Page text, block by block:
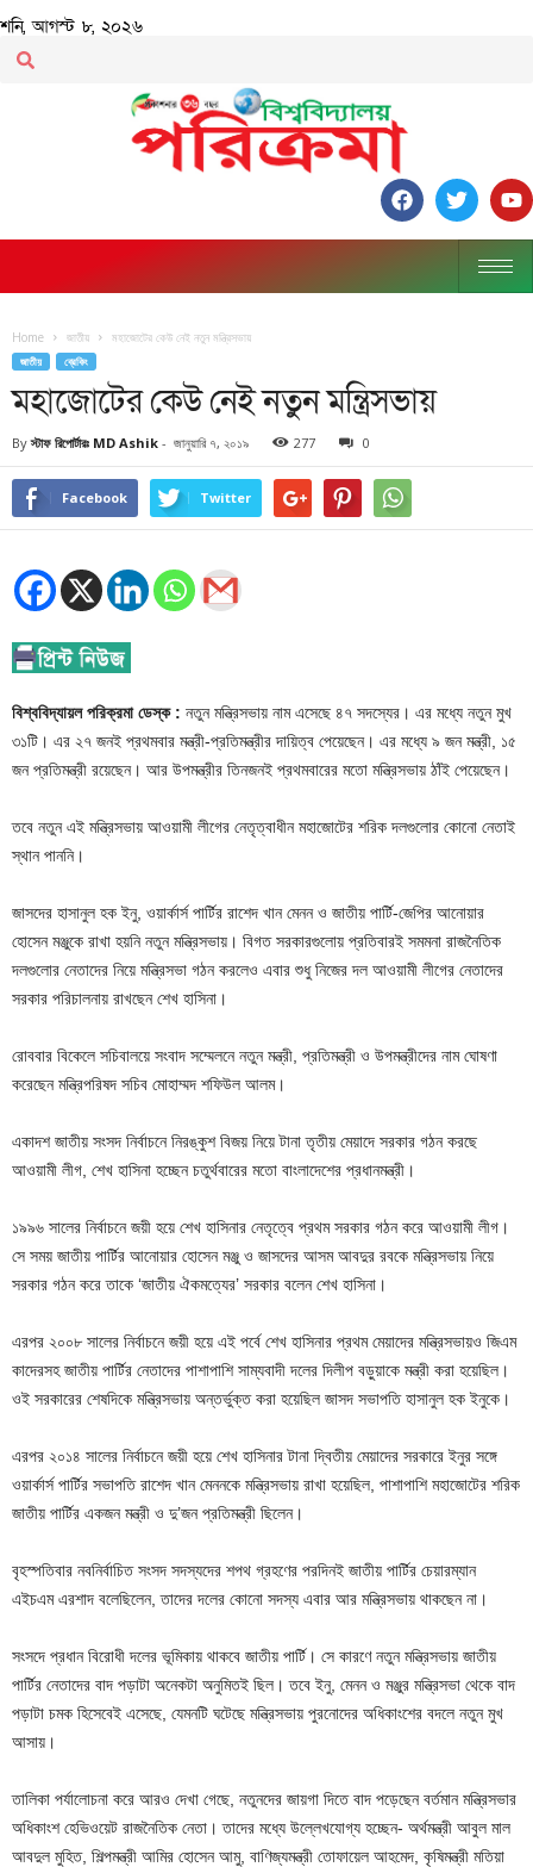
শনি, আগস্ট ৮, ২০২৬
Home জাতীয় মহাজোটের কেউ নেই নতুন মন্ত্রিসভায়
জাতীয় ব্রেকিং
মহাজোটের কেউ নেই নতুন মন্ত্রিসভায়
By স্টাফ রিপোর্টারঃ MD Ashik - জানুয়ারি ৭, ২০১৯ 277 0
Facebook Twitter
বিশ্ববিদ্যায়ল পরিক্রমা ডেস্ক : নতুন মন্ত্রিসভায় নাম এসেছে ৪৭ সদস্যের। এর মধ্যে নতুন মুখ
৩১টি। এর ২৭ জনই প্রথমবার মন্ত্রী-প্রতিমন্ত্রীর দায়িত্ব পেয়েছেন। এর মধ্যে ৯ জন মন্ত্রী, ১৫
জন প্রতিমন্ত্রী রয়েছেন। আর উপমন্ত্রীর তিনজনই প্রথমবারের মতো মন্ত্রিসভায় ঠাঁই পেয়েছেন।
তবে নতুন এই মন্ত্রিসভায় আওয়ামী লীগের নেতৃত্বাধীন মহাজোটের শরিক দলগুলোর কোনো নেতাই
স্থান পাননি।
জাসদের হাসানুল হক ইনু, ওয়ার্কার্স পার্টির রাশেদ খান মেনন ও জাতীয় পার্টি-জেপির আনোয়ার
হোসেন মঞ্জুকে রাখা হয়নি নতুন মন্ত্রিসভায়। বিগত সরকারগুলোয় প্রতিবারই সমমনা রাজনৈতিক
দলগুলোর নেতাদের নিয়ে মন্ত্রিসভা গঠন করলেও এবার শুধু নিজের দল আওয়ামী লীগের নেতাদের
সরকার পরিচালনায় রাখছেন শেখ হাসিনা।
রোববার বিকেলে সচিবালয়ে সংবাদ সম্মেলনে নতুন মন্ত্রী, প্রতিমন্ত্রী ও উপমন্ত্রীদের নাম ঘোষণা
করেছেন মন্ত্রিপরিষদ সচিব মোহাম্মদ শফিউল আলম।
একাদশ জাতীয় সংসদ নির্বাচনে নিরঙ্কুশ বিজয় নিয়ে টানা তৃতীয় মেয়াদে সরকার গঠন করছে
আওয়ামী লীগ, শেখ হাসিনা হচ্ছেন চতুর্থবারের মতো বাংলাদেশের প্রধানমন্ত্রী।
১৯৯৬ সালের নির্বাচনে জয়ী হয়ে শেখ হাসিনার নেতৃত্বে প্রথম সরকার গঠন করে আওয়ামী লীগ।
সে সময় জাতীয় পার্টির আনোয়ার হোসেন মঞ্জু ও জাসদের আসম আবদুর রবকে মন্ত্রিসভায় নিয়ে
সরকার গঠন করে তাকে ‘জাতীয় ঐকমত্যের’ সরকার বলেন শেখ হাসিনা।
এরপর ২০০৮ সালের নির্বাচনে জয়ী হয়ে এই পর্বে শেখ হাসিনার প্রথম মেয়াদের মন্ত্রিসভায়ও জিএম
কাদেরসহ জাতীয় পার্টির নেতাদের পাশাপাশি সাম্যবাদী দলের দিলীপ বড়ুয়াকে মন্ত্রী করা হয়েছিল।
ওই সরকারের শেষদিকে মন্ত্রিসভায় অন্তর্ভুক্ত করা হয়েছিল জাসদ সভাপতি হাসানুল হক ইনুকে।
এরপর ২০১৪ সালের নির্বাচনে জয়ী হয়ে শেখ হাসিনার টানা দ্বিতীয় মেয়াদের সরকারে ইনুর সঙ্গে
ওয়ার্কার্স পার্টির সভাপতি রাশেদ খান মেননকে মন্ত্রিসভায় রাখা হয়েছিল, পাশাপাশি মহাজোটের শরিক
জাতীয় পার্টির একজন মন্ত্রী ও দু’জন প্রতিমন্ত্রী ছিলেন।
বৃহস্পতিবার নবনির্বাচিত সংসদ সদস্যদের শপথ গ্রহণের পরদিনই জাতীয় পার্টির চেয়ারম্যান
এইচএম এরশাদ বলেছিলেন, তাদের দলের কোনো সদস্য এবার আর মন্ত্রিসভায় থাকছেন না।
সংসদে প্রধান বিরোধী দলের ভূমিকায় থাকবে জাতীয় পার্টি। সে কারণে নতুন মন্ত্রিসভায় জাতীয়
পার্টির নেতাদের বাদ পড়াটা অনেকটা অনুমিতই ছিল। তবে ইনু, মেনন ও মঞ্জুর মন্ত্রিসভা থেকে বাদ
পড়াটা চমক হিসেবেই এসেছে, যেমনটি ঘটেছে মন্ত্রিসভায় পুরনোদের অধিকাংশের বদলে নতুন মুখ
আসায়।
তালিকা পর্যালোচনা করে আরও দেখা গেছে, নতুনদের জায়গা দিতে বাদ পড়েছেন বর্তমান মন্ত্রিসভার
অধিকাংশ হেভিওয়েট রাজনৈতিক নেতা। তাদের মধ্যে উল্লেখযোগ্য হচ্ছেন- অর্থমন্ত্রী আবুল মাল
আবদুল মুহিত, শিল্পমন্ত্রী আমির হোসেন আমু, বাণিজ্যমন্ত্রী তোফায়েল আহমেদ, কৃষিমন্ত্রী মতিয়া